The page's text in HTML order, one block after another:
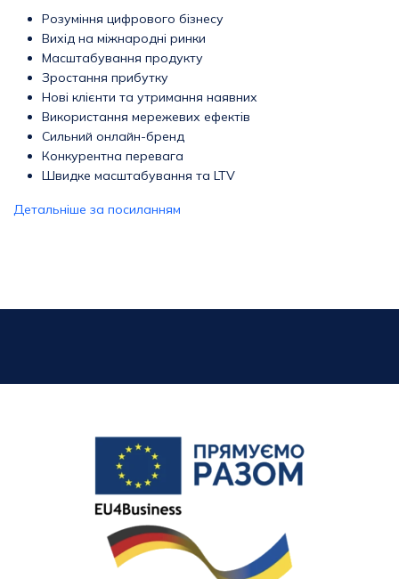
Розуміння цифрового бізнесу
Вихід на міжнародні ринки
Масштабування продукту
Зростання прибутку
Нові клієнти та утримання наявних
Використання мережевих ефектів
Сильний онлайн-бренд
Конкурентна перевага
Швидке масштабування та LTV
Детальніше за посиланням